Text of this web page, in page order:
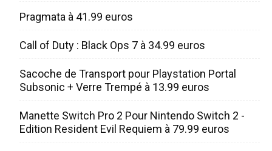
Pragmata à 41.99 euros
Call of Duty : Black Ops 7 à 34.99 euros
Sacoche de Transport pour Playstation Portal
Subsonic + Verre Trempé à 13.99 euros
Manette Switch Pro 2 Pour Nintendo Switch 2 -
Edition Resident Evil Requiem à 79.99 euros